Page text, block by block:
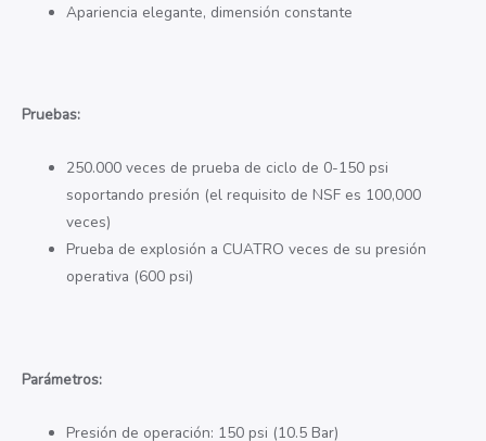
Apariencia elegante, dimensión constante
Pruebas:
250.000 veces de prueba de ciclo de 0-150 psi
soportando presión (el requisito de NSF es 100,000
veces)
Prueba de explosión a CUATRO veces de su presión
operativa (600 psi)
Parámetros:
Presión de operación: 150 psi (10.5 Bar)